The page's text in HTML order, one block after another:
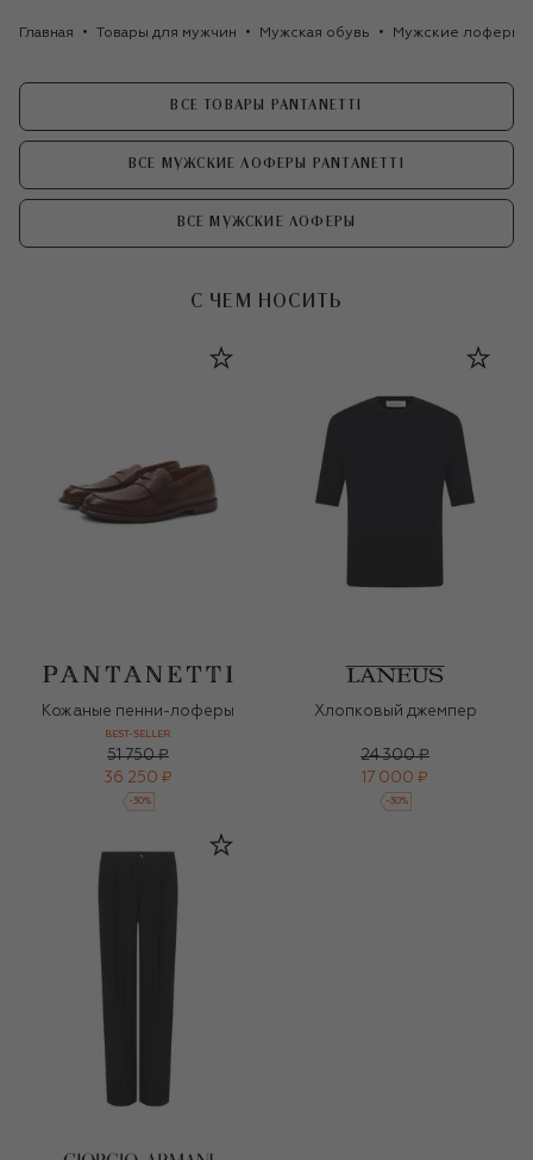
Главная Товары для мужчин Мужская обувь Мужские лоферы
ВСЕ ТОВАРЫ PANTANETTI
ВСЕ МУЖСКИЕ ЛОФЕРЫ PANTANETTI
ВСЕ МУЖСКИЕ ЛОФЕРЫ
С ЧЕМ НОСИТЬ
Кожаные пенни-лоферы
BEST-SELLER
51 750 ₽
36 250 ₽
-30%
Хлопковый джемпер
24 300 ₽
17 000 ₽
-30%